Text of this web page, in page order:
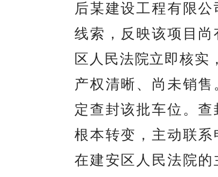
后某建设工程有限
线索，反映该项目
区人民法院立即核实
产权清晰、尚未销
定查封该批车位。
根本转变，主动联
在建安区人民法院